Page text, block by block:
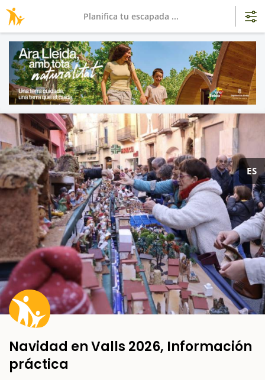
ES
Navidad en Valls 2026, Información
práctica
Planifica tu escapada ...